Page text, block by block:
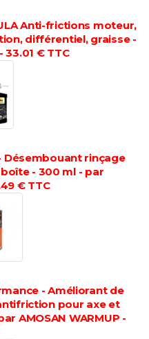
Anti-frictions moteur,
différentiel, graisse -
33.01 € TTC
Désembouant rinçage
- 300 ml - par
€ TTC
- Améliorant de
pour axe et
AMOSAN WARMUP -